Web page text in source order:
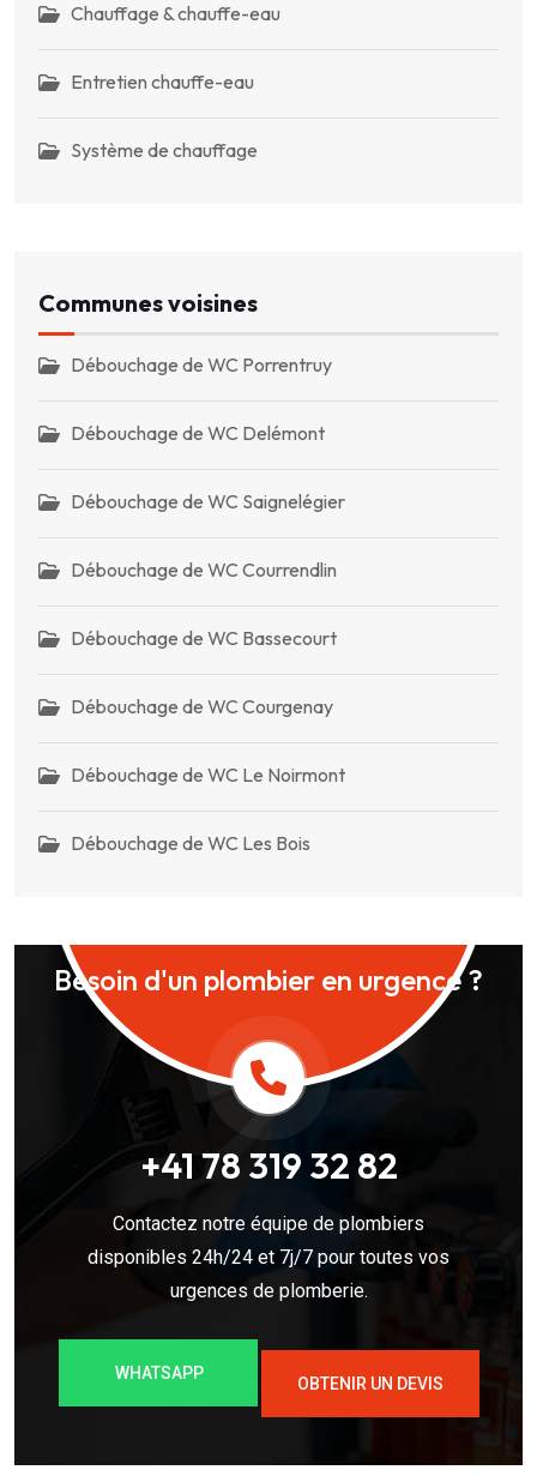
Chauffage & chauffe-eau
Entretien chauffe-eau
Système de chauffage
Communes voisines
Débouchage de WC Porrentruy
Débouchage de WC Delémont
Débouchage de WC Saignelégier
Débouchage de WC Courrendlin
Débouchage de WC Bassecourt
Débouchage de WC Courgenay
Débouchage de WC Le Noirmont
Débouchage de WC Les Bois
Besoin d'un plombier en urgence ?
+41 78 319 32 82
Contactez notre équipe de plombiers
disponibles 24h/24 et 7j/7 pour toutes vos
urgences de plomberie.
WHATSAPP
OBTENIR UN DEVIS